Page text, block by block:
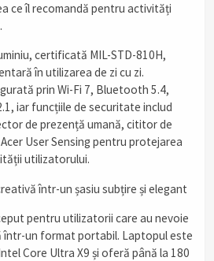
ce îl recomandă pentru activități
certificată MIL-STD-810H,
în utilizarea de zi cu zi.
prin Wi-Fi 7, Bluetooth 5.4,
iar funcțiile de securitate includ
de prezență umană, cititor de
User Sensing pentru protejarea
utilizatorului.
într-un șasiu subțire și elegant
pentru utilizatorii care au nevoie
într-un format portabil. Laptopul este
Core Ultra X9 și oferă până la 180